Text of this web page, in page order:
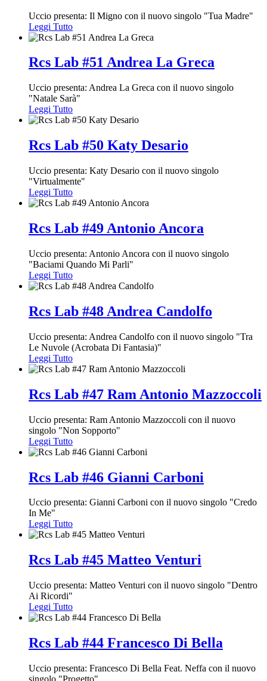
Uccio presenta: Il Migno con il nuovo singolo "Tua Madre"
Leggi Tutto
Rcs Lab #51 Andrea La Greca
Uccio presenta: Andrea La Greca con il nuovo singolo
"Natale Sarà"
Leggi Tutto
Rcs Lab #50 Katy Desario
Uccio presenta: Katy Desario con il nuovo singolo
"Virtualmente"
Leggi Tutto
Rcs Lab #49 Antonio Ancora
Uccio presenta: Antonio Ancora con il nuovo singolo
"Baciami Quando Mi Parli"
Leggi Tutto
Rcs Lab #48 Andrea Candolfo
Uccio presenta: Andrea Candolfo con il nuovo singolo "Tra
Le Nuvole (Acrobata Di Fantasia)"
Leggi Tutto
Rcs Lab #47 Ram Antonio Mazzoccoli
Uccio presenta: Ram Antonio Mazzoccoli con il nuovo
singolo "Non Sopporto"
Leggi Tutto
Rcs Lab #46 Gianni Carboni
Uccio presenta: Gianni Carboni con il nuovo singolo "Credo
In Me"
Leggi Tutto
Rcs Lab #45 Matteo Venturi
Uccio presenta: Matteo Venturi con il nuovo singolo "Dentro
Ai Ricordi"
Leggi Tutto
Rcs Lab #44 Francesco Di Bella
Uccio presenta: Francesco Di Bella Feat. Neffa con il nuovo
singolo "Progetto"